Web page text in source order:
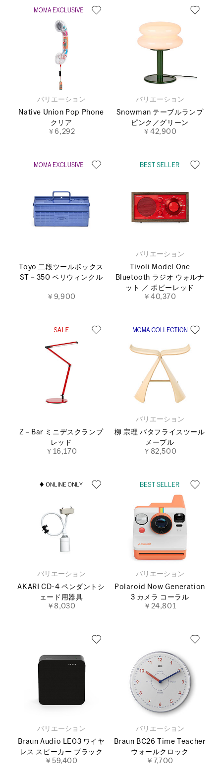
バリエーション
Native Union Pop Phone
クリア
￥6,292
バリエーション
Snowman テーブルランプ
ピンク／グリーン
￥42,900
Toyo 二段ツールボックス
ST－350 ペリウィンクル
￥9,900
バリエーション
Tivoli Model One
Bluetooth ラジオ ウォルナ
ット ／ ポピーレッド
￥40,370
Z－Bar ミニデスクランプ
レッド
￥16,170
バリエーション
柳 宗理 バタフライスツール
メープル
￥82,500
バリエーション
AKARI CD-4 ペンダントシ
ェード用器具
￥8,030
バリエーション
Polaroid Now Generation
3 カメラ コーラル
￥24,801
バリエーション
Braun Audio LE03 ワイヤ
レス スピーカー ブラック
￥59,400
バリエーション
Braun BC26 Time Teacher
ウォールクロック
￥7,700